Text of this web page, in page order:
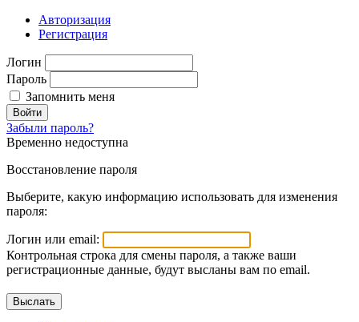
Авторизация
Регистрация
Логин
Пароль
Запомнить меня
Войти
Забыли пароль?
Временно недоступна
Восстановление пароля
Выберите, какую информацию использовать для изменения
пароля:
Логин или email:
Контрольная строка для смены пароля, а также ваши
регистрационные данные, будут высланы вам по email.